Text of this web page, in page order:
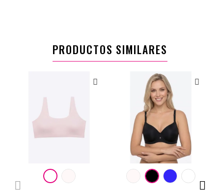
PRODUCTOS SIMILARES